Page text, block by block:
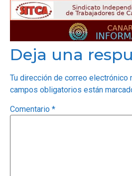
Deja una
Tu dirección de correo electrónico
campos obligatorios están
Comentario *